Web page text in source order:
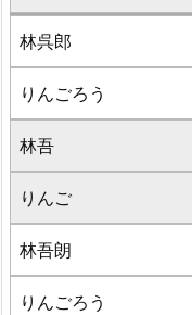
林呉郎
りんごろう
林吾
りんご
林吾朗
りんごろう